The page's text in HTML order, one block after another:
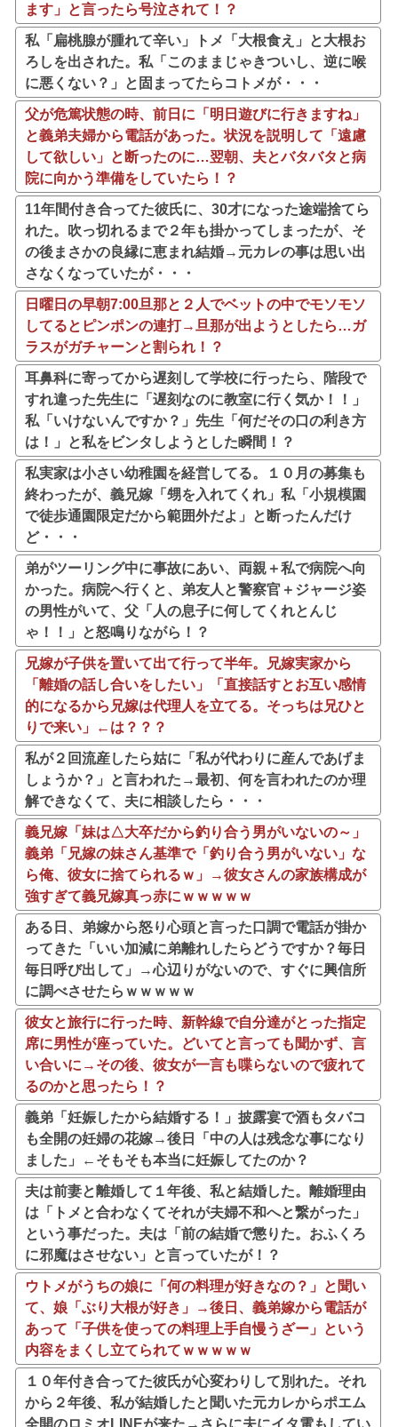
ます」と言ったら号泣されて！？
私「扁桃腺が腫れて辛い」トメ「大根食え」と大根お
ろしを出された。私「このままじゃきついし、逆に喉
に悪くない？」と固まってたらコトメが・・・
父が危篤状態の時、前日に「明日遊びに行きますね」
と義弟夫婦から電話があった。状況を説明して「遠慮
して欲しい」と断ったのに…翌朝、夫とバタバタと病
院に向かう準備をしていたら！？
11年間付き合ってた彼氏に、30才になった途端捨てら
れた。吹っ切れるまで２年も掛かってしまったが、そ
の後まさかの良縁に恵まれ結婚→元カレの事は思い出
さなくなっていたが・・・
日曜日の早朝7:00旦那と２人でベットの中でモソモソ
してるとピンポンの連打→旦那が出ようとしたら…ガ
ラスがガチャーンと割られ！？
耳鼻科に寄ってから遅刻して学校に行ったら、階段で
すれ違った先生に「遅刻なのに教室に行く気か！！」
私「いけないんですか？」先生「何だその口の利き方
は！」と私をビンタしようとした瞬間！？
私実家は小さい幼稚園を経営してる。１０月の募集も
終わったが、義兄嫁「甥を入れてくれ」私「小規模園
で徒歩通園限定だから範囲外だよ」と断ったんだけ
ど・・・
弟がツーリング中に事故にあい、両親＋私で病院へ向
かった。病院へ行くと、弟友人と警察官＋ジャージ姿
の男性がいて、父「人の息子に何してくれとんじ
ゃ！！」と怒鳴りながら！？
兄嫁が子供を置いて出て行って半年。兄嫁実家から
「離婚の話し合いをしたい」「直接話すとお互い感情
的になるから兄嫁は代理人を立てる。そっちは兄ひと
りで来い」←は？？？
私が２回流産したら姑に「私が代わりに産んであげま
しょうか？」と言われた→最初、何を言われたのか理
解できなくて、夫に相談したら・・・
義兄嫁「妹は△大卒だから釣り合う男がいないの～」
義弟「兄嫁の妹さん基準で「釣り合う男がいない」な
ら俺、彼女に捨てられるｗ」→彼女さんの家族構成が
強すぎて義兄嫁真っ赤にｗｗｗｗｗ
ある日、弟嫁から怒り心頭と言った口調で電話が掛か
ってきた「いい加減に弟離れしたらどうですか？毎日
毎日呼び出して」→心辺りがないので、すぐに興信所
に調べさせたらｗｗｗｗｗ
彼女と旅行に行った時、新幹線で自分達がとった指定
席に男性が座っていた。どいてと言っても聞かず、言
い合いに→その後、彼女が一言も喋らないので疲れて
るのかと思ったら！？
義弟「妊娠したから結婚する！」披露宴で酒もタバコ
も全開の妊婦の花嫁→後日「中の人は残念な事になり
ました」←そもそも本当に妊娠してたのか？
夫は前妻と離婚して１年後、私と結婚した。離婚理由
は「トメと合わなくてそれが夫婦不和へと繋がった」
という事だった。夫は「前の結婚で懲りた。おふくろ
に邪魔はさせない」と言っていたが！？
ウトメがうちの娘に「何の料理が好きなの？」と聞い
て、娘「ぶり大根が好き」→後日、義弟嫁から電話が
あって「子供を使っての料理上手自慢うざー」という
内容をまくし立てられてｗｗｗｗｗ
１０年付き合ってた彼氏が心変わりして別れた。それ
から２年後、私が結婚したと聞いた元カレからポエム
全開のロミオLINEが来た→さらに夫にイタ電もしてい